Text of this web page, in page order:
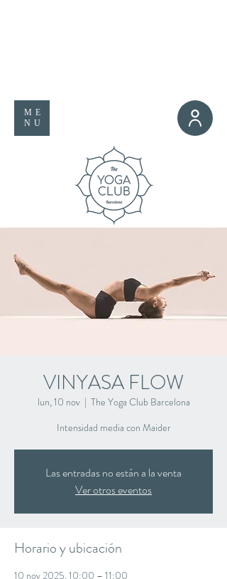
ME
NU
VINYASA FLOW
lun, 10 nov
  |
The Yoga Club Barcelona
Intensidad media con Maider
Las entradas no están a la venta
Ver otros eventos
Horario y ubicación
10 nov 2025, 10:00 – 11:00